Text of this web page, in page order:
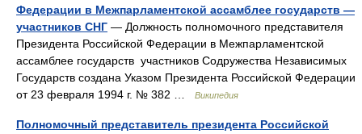
Федерации в Межпарламентской ассамблее государств —
участников СНГ — Должность полномочного представителя
Президента Российской Федерации в Межпарламентской
ассамблее государств участников Содружества Независимых
Государств создана Указом Президента Российской Федерации
от 23 февраля 1994 г. № 382 …
Википедия
Полномочный представитель президента Российской